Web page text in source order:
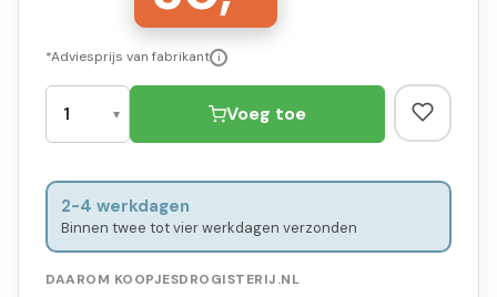
*Adviesprijs van fabrikant i
Voeg toe
2-4 werkdagen
Binnen twee tot vier werkdagen verzonden
DAAROM KOOPJESDROGISTERIJ.NL